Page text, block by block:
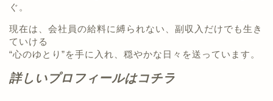
ぐ。
現在は、会社員の給料に縛られない、副収入だけでも生き
ていける
“心のゆとり”を手に入れ、穏やかな日々を送っています。
詳しいプロフィールはコチラ